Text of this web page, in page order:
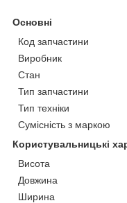
Основні
Код запчастини
Виробник
Стан
Тип запчастини
Тип техніки
Сумісність з маркою
Користувальницькі
Висота
Довжина
Ширина